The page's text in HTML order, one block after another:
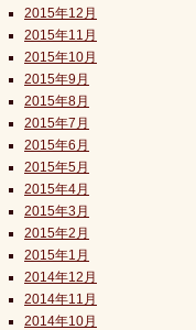
2015年12月
2015年11月
2015年10月
2015年9月
2015年8月
2015年7月
2015年6月
2015年5月
2015年4月
2015年3月
2015年2月
2015年1月
2014年12月
2014年11月
2014年10月